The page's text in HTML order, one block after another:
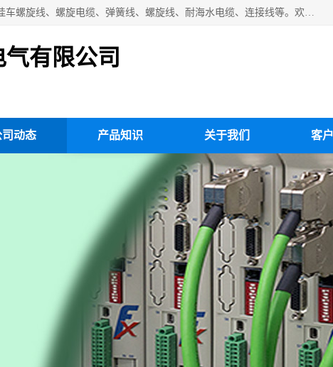
扬州市斯拜秀电缆厂专业生产：弹性电缆、弹簧电缆线、挂车螺旋线、螺旋电缆、弹簧线、螺旋线、耐海水电缆、连接线等。欢迎来电咨询！
有限公司
司动态 产品知识 关于我们 客